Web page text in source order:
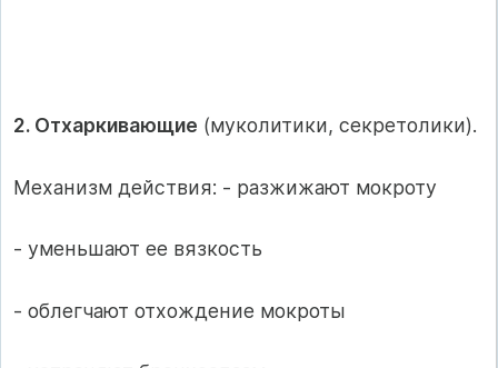
2. Отхаркивающие (муколитики, секретолики).
Механизм действия: - разжижают мокроту
- уменьшают ее вязкость
- облегчают отхождение мокроты